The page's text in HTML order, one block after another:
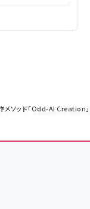
メソッド「Odd-AI Creation」